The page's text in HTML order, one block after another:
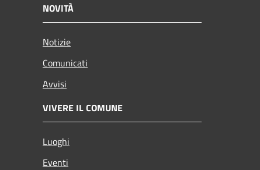
NOVITÀ
Notizie
Comunicati
Avvisi
VIVERE IL COMUNE
Luoghi
Eventi